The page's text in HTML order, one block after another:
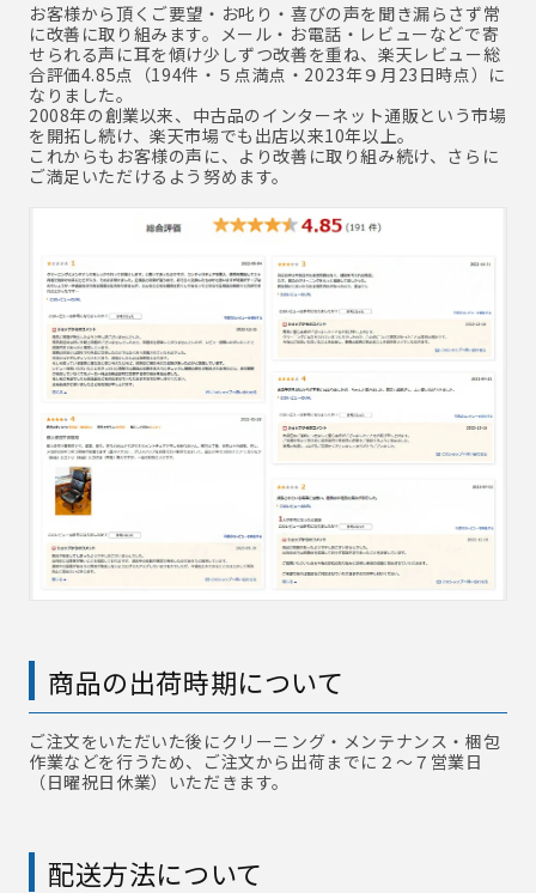
お客様から頂くご要望・お叱り・喜びの声を聞き漏らさず常
に改善に取り組みます。メール・お電話・レビューなどで寄
せられる声に耳を傾け少しずつ改善を重ね、楽天レビュー総
合評価4.85点（194件・５点満点・2023年９月23日時点）に
なりました。
2008年の創業以来、中古品のインターネット通販という市場
を開拓し続け、楽天市場でも出店以来10年以上。
これからもお客様の声に、より改善に取り組み続け、さらに
ご満足いただけるよう努めます。
商品の出荷時期について
ご注文をいただいた後にクリーニング・メンテナンス・梱包
作業などを行うため、ご注文から出荷までに２～７営業日
（日曜祝日休業）いただきます。
配送方法について